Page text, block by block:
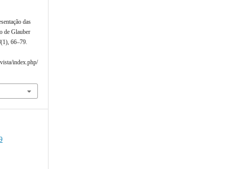
das
de Glauber
(1), 66–79.
index.php/